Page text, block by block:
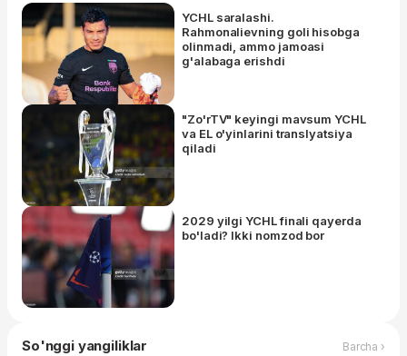
YCHL saralashi.
Rahmonalievning goli hisobga
olinmadi, ammo jamoasi
g'alabaga erishdi
"Zo'rTV" keyingi mavsum YCHL
va EL o'yinlarini translyatsiya
qiladi
2029 yilgi YCHL finali qayerda
bo'ladi? Ikki nomzod bor
So'nggi yangiliklar Barcha ›